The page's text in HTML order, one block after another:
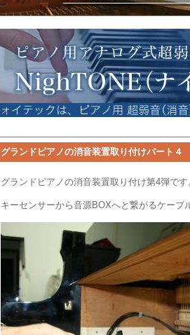
グランドピアノの消音装置取り付けパート４
グランドピアノの消音装置取り付け第4弾です
キーセンサーから音源BOXへと繋がるケーブ